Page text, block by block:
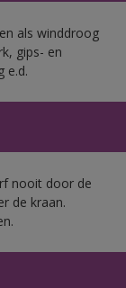
als winddroog
gips- en
e.d.
nooit door de
de kraan.